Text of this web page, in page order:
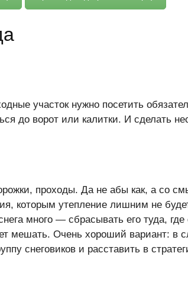
участок нужно посетить
до ворот или калитки. И сделать
проходы. Да не абы как, а со
которым утепление лишним не
много — сбрасывать его туда, где
мешать. Очень хороший вариант: в
снеговиков и расставить в